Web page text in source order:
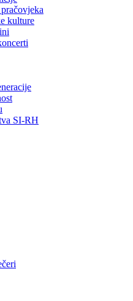
kulture
SI-RH